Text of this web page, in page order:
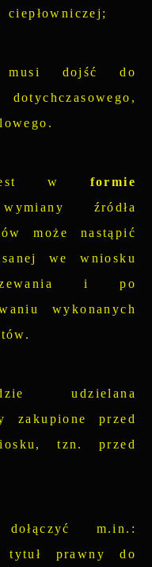
musi dojść do
jest w formie
źródła
może nastąpić
we wniosku
i po
wykonanych
udzielana
zakupione przed
tzn. przed
m.in.:
tytuł prawny do